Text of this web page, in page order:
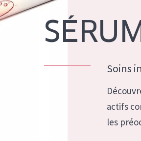
Essentials
Soins
actifs
les